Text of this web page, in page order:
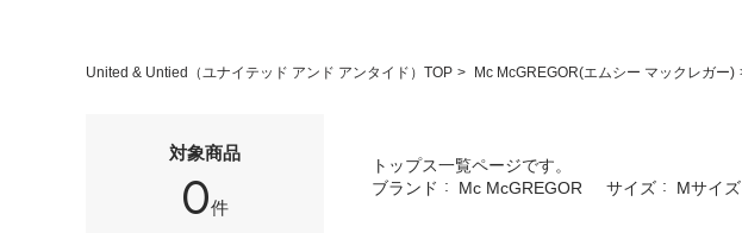
United & Untied（ユナイテッド アンド アンタイド）TOP Mc McGREGOR(エムシー マックレガー)
対象商品
0件
トップス一覧ページです。
ブランド
Mc McGREGOR サイズ Mサイズ